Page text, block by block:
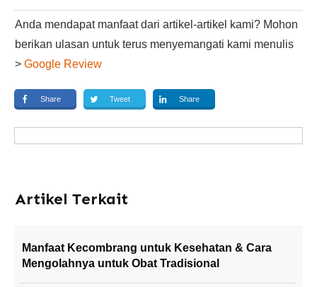
Anda mendapat manfaat dari artikel-artikel kami? Mohon
berikan ulasan untuk terus menyemangati kami menulis
> Google Review
Share Tweet Share
Artikel Terkait
Manfaat Kecombrang untuk Kesehatan & Cara
Mengolahnya untuk Obat Tradisional